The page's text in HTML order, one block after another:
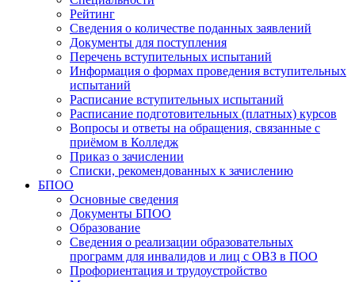
Рейтинг
Сведения о количестве поданных заявлений
Документы для поступления
Перечень вступительных испытаний
Информация о формах проведения вступительных
испытаний
Расписание вступительных испытаний
Расписание подготовительных (платных) курсов
Вопросы и ответы на обращения, связанные с
приёмом в Колледж
Приказ о зачислении
Списки, рекомендованных к зачислению
БПОО
Основные сведения
Документы БПОО
Образование
Сведения о реализации образовательных
программ для инвалидов и лиц с ОВЗ в ПОО
Профориентация и трудоустройство